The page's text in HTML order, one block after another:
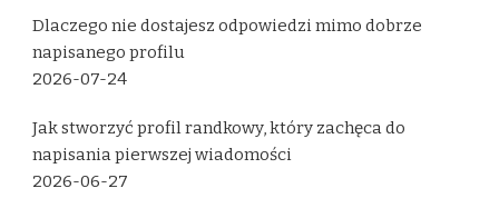
Dlaczego nie dostajesz odpowiedzi mimo dobrze
napisanego profilu
2026-07-24
Jak stworzyć profil randkowy, który zachęca do
napisania pierwszej wiadomości
2026-06-27